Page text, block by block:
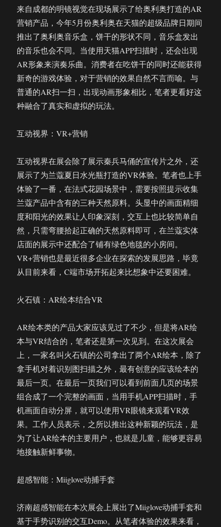
来自成都的明镜视觉在现场展示了给奥利奥打造的AR
营销产品，今年5月份奥利奥在天猫的超级品牌日期间
推出了奥利奥音乐盒，饼干的形状不同，音乐盒发出
的音乐也会不同。当使用天猫APP扫描时，还会出现
AR形象来演奏乐曲。消费者在吃饼干的同时还能获得
新奇的游戏体验，对于营销的效果自然不言而喻。与
普通的AR扫一扫，出现动画形象相比，笔者更看好这
种融合了真实和虚拟的玩法。
互动视界：VR+营销
互动视界在展会除了展示秦兵马俑的宣传片之外，还
展示了为兰蔻夏日水光瓶打造的VR体验。笔者也上手
体验了一番，在法式花园场景中，需要按照提示收集
兰蔻产品中含有的三种天然原料。头显中的画面精细
度和阳光的效果让人印象深刻，交互上也比较简单自
然，只需弯腰拾起正确的天然原料即可，在兰蔻实体
店面的展示中还配合了铺有绿色地毯的小房间。
VR+营销也是最近很多企业在探索的发展思路，毕竟
从目前来看，C端市场开拓起来比想象中还要困难。
火石镇：AR绘本结合VR
AR绘本类的产品大家应该见过了不少，但是将AR绘
本与VR结合的，笔者还是第一次见到。在这次展会
上，一家名叫火石镇的公司拿出了两个AR绘本，除了
拿手机对着识别图扫描之外，最有创意的应该绘本的
最后一页。在最后一页我们可以看到前面几页的场景
组合成了一个完整的画面，当用手机APP扫描时，手
机画面自动分屏，就可以使用VR眼镜来观看VR效
果。工作人员表示，之所以推出这种新颖的玩法，是
为了让AR绘本的主要用户，也就是儿童，能够更容易
地接触新鲜事物。
超感智能：Miiglove动捕手套
济南超感智能在本次展会上展出了Miiglove动捕手套和
基于手势识别的交互Demo。从笔者体验的效果来看，